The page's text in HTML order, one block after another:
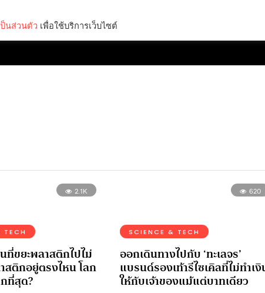
2.1K
TECH
ที่ขยะพลาสติกไปไม่
สติกอยู่ตรงไหน โลก
ที่สุด?
620
SCIENCE & TECH
ออกเดินทางไปกับ ‘ทะเลจร’
แบรนด์รองเท้ารีไซเคิลที่ไม่ทำเ
ให้กับเจ้าของแม้แต่บาทเดียว
นส่วนตัว เพื่อใช้บริการเว็บไซต์